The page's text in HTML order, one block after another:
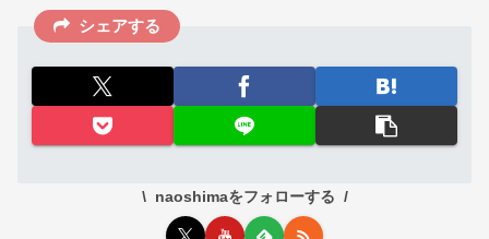
シェアする
naoshimaをフォローする